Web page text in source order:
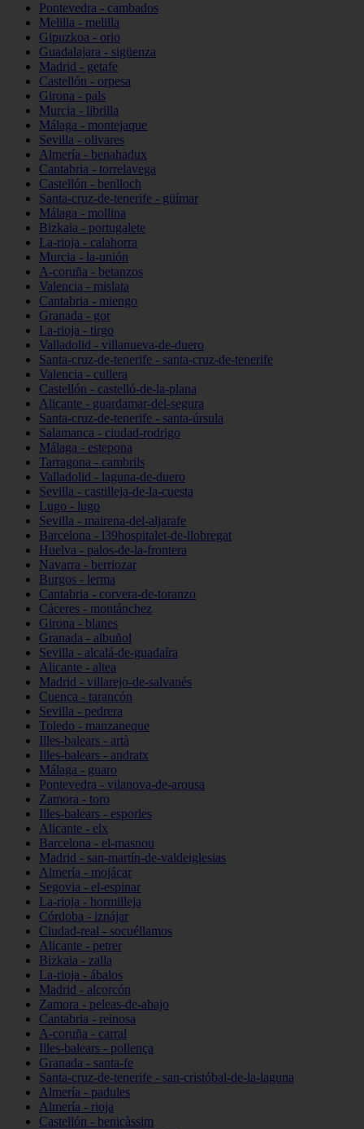
Pontevedra - cambados
Melilla - melilla
Gipuzkoa - orio
Guadalajara - sigüenza
Madrid - getafe
Castellón - orpesa
Girona - pals
Murcia - librilla
Málaga - montejaque
Sevilla - olivares
Almería - benahadux
Cantabria - torrelavega
Castellón - benlloch
Santa-cruz-de-tenerife - güímar
Málaga - mollina
Bizkaia - portugalete
La-rioja - calahorra
Murcia - la-unión
A-coruña - betanzos
Valencia - mislata
Cantabria - miengo
Granada - gor
La-rioja - tirgo
Valladolid - villanueva-de-duero
Santa-cruz-de-tenerife - santa-cruz-de-tenerife
Valencia - cullera
Castellón - castelló-de-la-plana
Alicante - guardamar-del-segura
Santa-cruz-de-tenerife - santa-úrsula
Salamanca - ciudad-rodrigo
Málaga - estepona
Tarragona - cambrils
Valladolid - laguna-de-duero
Sevilla - castilleja-de-la-cuesta
Lugo - lugo
Sevilla - mairena-del-aljarafe
Barcelona - l39hospitalet-de-llobregat
Huelva - palos-de-la-frontera
Navarra - berriozar
Burgos - lerma
Cantabria - corvera-de-toranzo
Cáceres - montánchez
Girona - blanes
Granada - albuñol
Sevilla - alcalá-de-guadaíra
Alicante - altea
Madrid - villarejo-de-salvanés
Cuenca - tarancón
Sevilla - pedrera
Toledo - manzaneque
Illes-balears - artà
Illes-balears - andratx
Málaga - guaro
Pontevedra - vilanova-de-arousa
Zamora - toro
Illes-balears - esporles
Alicante - elx
Barcelona - el-masnou
Madrid - san-martín-de-valdeiglesias
Almería - mojácar
Segovia - el-espinar
La-rioja - hormilleja
Córdoba - iznájar
Ciudad-real - socuéllamos
Alicante - petrer
Bizkaia - zalla
La-rioja - ábalos
Madrid - alcorcón
Zamora - peleas-de-abajo
Cantabria - reinosa
A-coruña - carral
Illes-balears - pollença
Granada - santa-fe
Santa-cruz-de-tenerife - san-cristóbal-de-la-laguna
Almería - padules
Almería - rioja
Castellón - benicàssim